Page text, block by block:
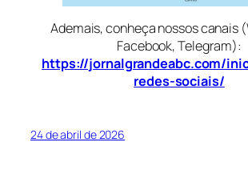
Ademais, conheça nossos canais
Facebook, Telegram):
https://jornalgrandeabc.com/
redes-sociais/
24 de abril de 2026